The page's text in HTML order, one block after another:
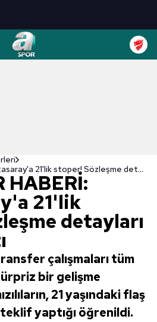
TRANSFER HABERİ: Galatasaray'a 21'lik stoper! Sözleşme detayları ortaya çıktı
HABERİ:
21'lik
detayları
çalışmaları tüm
bir gelişme
21 yaşındaki flaş
yaptığı öğrenildi.